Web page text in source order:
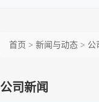
首页 > 新闻与动态 > 公
公司新闻